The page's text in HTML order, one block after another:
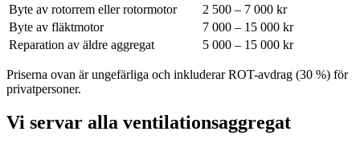
Byte av rotorrem eller rotormotor
2 500 – 7 000 kr
Byte av fläktmotor
7 000 – 15 000 kr
Reparation av äldre aggregat
5 000 – 15 000 kr
Priserna ovan är ungefärliga och inkluderar ROT-avdrag (30 %) för
privatpersoner.
Vi servar alla ventilationsaggregat